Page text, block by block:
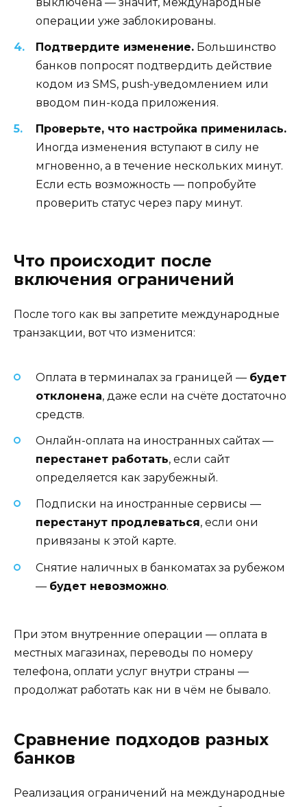
операции уже заблокированы.
Подтвердите изменение. Большинство
банков попросят подтвердить действие
кодом из SMS, push-уведомлением или
вводом пин-кода приложения.
Проверьте, что настройка применилась.
Иногда изменения вступают в силу не
мгновенно, а в течение нескольких минут.
Если есть возможность — попробуйте
проверить статус через пару минут.
Что происходит после
включения ограничений
После того как вы запретите международные
транзакции, вот что изменится:
Оплата в терминалах за границей — будет
отклонена, даже если на счёте достаточно
средств.
Онлайн-оплата на иностранных сайтах —
перестанет работать, если сайт
определяется как зарубежный.
Подписки на иностранные сервисы —
перестанут продлеваться, если они
привязаны к этой карте.
Снятие наличных в банкоматах за рубежом
— будет невозможно.
При этом внутренние операции — оплата в
местных магазинах, переводы по номеру
телефона, оплати услуг внутри страны —
продолжат работать как ни в чём не бывало.
Сравнение подходов разных
банков
Реализация ограничений на международные